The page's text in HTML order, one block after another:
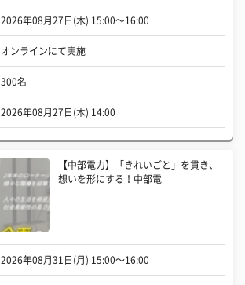
2026年08月27日(木) 15:00〜16:00
オンラインにて実施
300名
2026年08月27日(木) 14:00
【中部電力】「きれいごと」を貫き、
想いを形にする！中部電
2026年08月31日(月) 15:00〜16:00